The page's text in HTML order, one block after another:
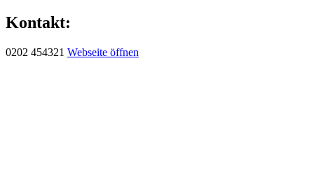
Kontakt:
0202 454321 Webseite öffnen